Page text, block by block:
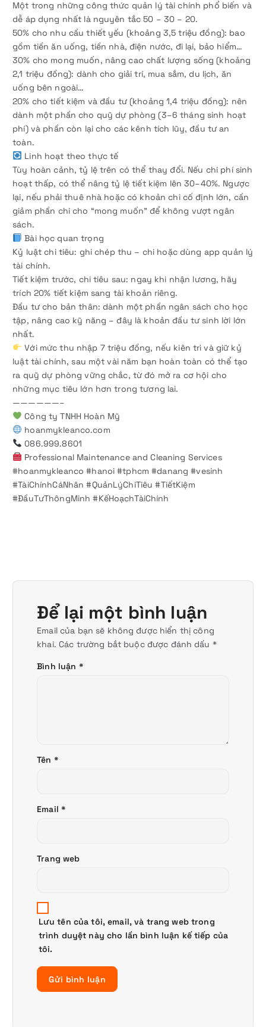
Một trong những công thức quản lý tài chính phổ biến và
dễ áp dụng nhất là nguyên tắc 50 – 30 – 20.
50% cho nhu cầu thiết yếu (khoảng 3,5 triệu đồng): bao
gồm tiền ăn uống, tiền nhà, điện nước, đi lại, bảo hiểm…
30% cho mong muốn, nâng cao chất lượng sống (khoảng
2,1 triệu đồng): dành cho giải trí, mua sắm, du lịch, ăn
uống bên ngoài…
20% cho tiết kiệm và đầu tư (khoảng 1,4 triệu đồng): nên
dành một phần cho quỹ dự phòng (3–6 tháng sinh hoạt
phí) và phần còn lại cho các kênh tích lũy, đầu tư an
toàn.
Linh hoạt theo thực tế
Tùy hoàn cảnh, tỷ lệ trên có thể thay đổi. Nếu chi phí sinh
hoạt thấp, có thể nâng tỷ lệ tiết kiệm lên 30–40%. Ngược
lại, nếu phải thuê nhà hoặc có khoản chi cố định lớn, cần
giảm phần chi cho “mong muốn” để không vượt ngân
sách.
Bài học quan trọng
Kỷ luật chi tiêu: ghi chép thu – chi hoặc dùng app quản lý
tài chính.
Tiết kiệm trước, chi tiêu sau: ngay khi nhận lương, hãy
trích 20% tiết kiệm sang tài khoản riêng.
Đầu tư cho bản thân: dành một phần ngân sách cho học
tập, nâng cao kỹ năng – đây là khoản đầu tư sinh lời lớn
nhất.
Với mức thu nhập 7 triệu đồng, nếu kiên trì và giữ kỷ
luật tài chính, sau một vài năm bạn hoàn toàn có thể tạo
ra quỹ dự phòng vững chắc, từ đó mở ra cơ hội cho
những mục tiêu lớn hơn trong tương lai.
——————–
Công ty TNHH Hoàn Mỹ
hoanmykleanco.com
086.999.8601
Professional Maintenance and Cleaning Services
#hoanmykleanco #hanoi #tphcm #danang #vesinh
#TàiChínhCáNhân #QuảnLýChiTiêu #TiếtKiệm
#ĐầuTưThôngMinh #KếHoạchTàiChính
Để lại một bình luận
Email của bạn sẽ không được hiển thị công
khai. Các trường bắt buộc được đánh dấu *
Bình luận *
Tên *
Email *
Trang web
Lưu tên của tôi, email, và trang web trong
trình duyệt này cho lần bình luận kế tiếp của
tôi.